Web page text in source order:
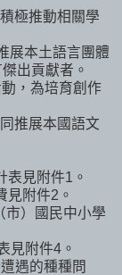
極推動相關學
展本土語言團體
出貢獻者。
，為培育創作
推展本國語文
表見附件1。
見附件2。
市）國民中小學
見附件4。
遇的種種問